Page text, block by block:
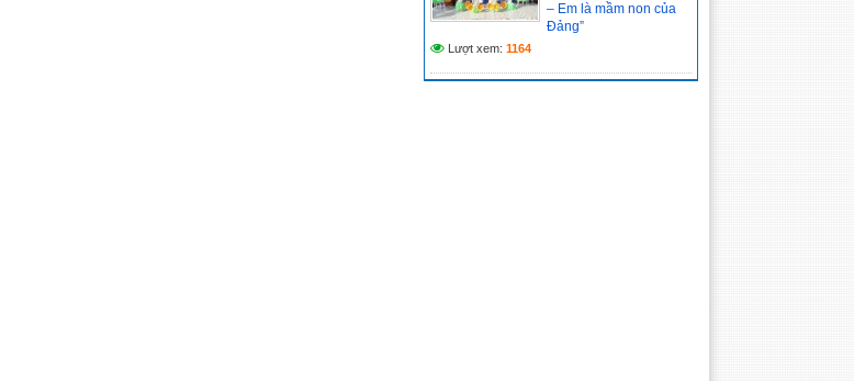
– Em là mầm non của
Đảng”
Lượt xem: 1164